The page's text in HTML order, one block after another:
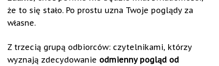
że to się stało. Po prostu uzna Twoje poglądy za
własne.
Z trzecią grupą odbiorców: czytelnikami, którzy
wyznają zdecydowanie odmienny pogląd od